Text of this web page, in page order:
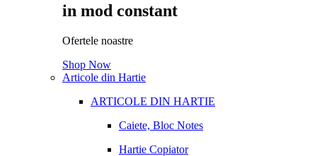
in mod constant
Ofertele noastre
Shop Now
Articole din Hartie
ARTICOLE DIN HARTIE
Caiete, Bloc Notes
Hartie Copiator